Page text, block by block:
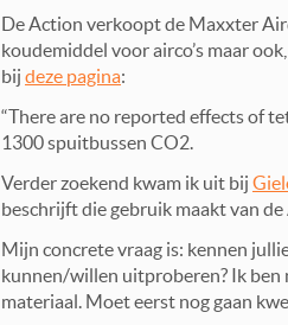
De Action verkoopt de Maxxter
koudemiddel voor airco’s maar
bij deze pagina:
“There are no reported effects of
1300 spuitbussen CO2.
Verder zoekend kwam ik uit bij
beschrijft die gebruik maakt van
Mijn concrete vraag is: kennen
kunnen/willen uitproberen? Ik ben
materiaal. Moet eerst nog gaan